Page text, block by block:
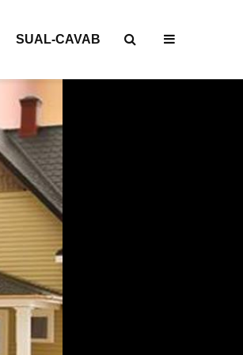
SUAL-CAVAB